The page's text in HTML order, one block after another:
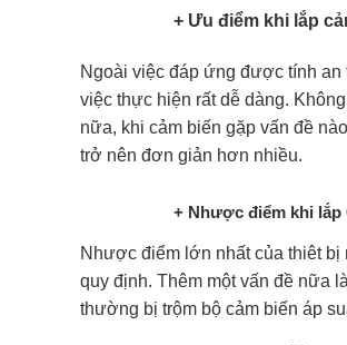
+ Ưu điểm khi lắp
Ngoài việc đáp ứng được tính an
việc thực hiện rất dễ dàng.
nữa, khi cảm biến gặp vấn đề
trở nên đơn giản hơn nhiều.
+ Nhược điểm khi lắp
Nhược điểm lớn nhất của thiêt
quy định. Thêm một vấn đề nữa
thường bị trộm bộ cảm biến áp